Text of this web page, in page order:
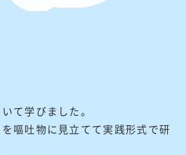
て学びました。
嘔吐物に見立てて実践形式で研